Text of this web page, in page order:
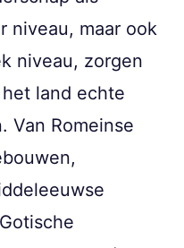
niveau, maar ook
niveau, zorgen
land echte
Van Romeinse